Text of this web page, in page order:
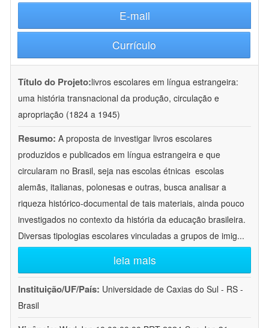
E-mail
Currículo
Título do Projeto:livros escolares em língua estrangeira:
uma história transnacional da produção, circulação e
apropriação (1824 a 1945)
Resumo: A proposta de investigar livros escolares
produzidos e publicados em língua estrangeira e que
circularam no Brasil, seja nas escolas étnicas  escolas
alemãs, italianas, polonesas e outras, busca analisar a
riqueza histórico-documental de tais materiais, ainda pouco
investigados no contexto da história da educação brasileira.
Diversas tipologias escolares vinculadas a grupos de imig...
leia mais
Instituição/UF/País: Universidade de Caxias do Sul - RS -
Brasil